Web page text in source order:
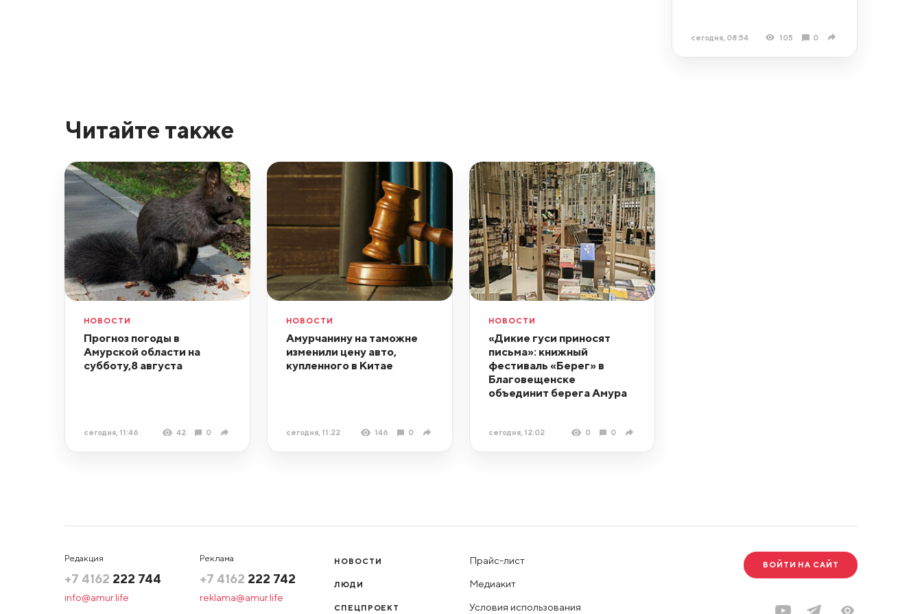
сегодня, 08:54 105 0
Читайте также
НОВОСТИ
Прогноз погоды в
Амурской области на
субботу,8 августа
сегодня, 11:46 42 0
НОВОСТИ
Амурчанину на таможне
изменили цену авто,
купленного в Китае
сегодня, 11:22 146 0
НОВОСТИ
«Дикие гуси приносят
письма»: книжный
фестиваль «Берег» в
Благовещенске
объединит берега Амура
сегодня, 12:02 0 0
Редакция
+7 4162 222 744
info@amur.life
Реклама
+7 4162 222 742
reklama@amur.life
НОВОСТИ
ЛЮДИ
СПЕЦПРОЕКТ
Прайс-лист
Медиакит
Условия использования
ВОЙТИ НА САЙТ